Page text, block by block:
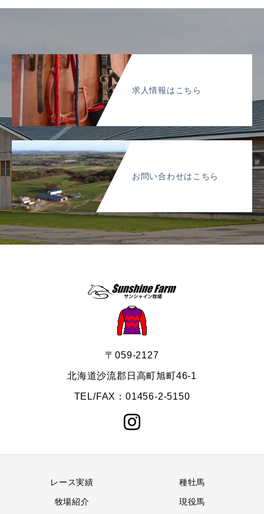
求人情報はこちら
お問い合わせはこちら
〒059-2127
北海道沙流郡日高町旭町46-1
TEL/FAX：01456-2-5150
レース実績 種牡馬
牧場紹介 現役馬